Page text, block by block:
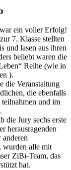
ein voller Erfolg!
7. Klasse stellten
und lasen aus ihren
beliebt waren die
Reihe (wie in
).
die Veranstaltung
die ebenfalls
und im
die Jury sechs erste
herausragenden
wurden alle mit
ZiBi-Team, das
hat.